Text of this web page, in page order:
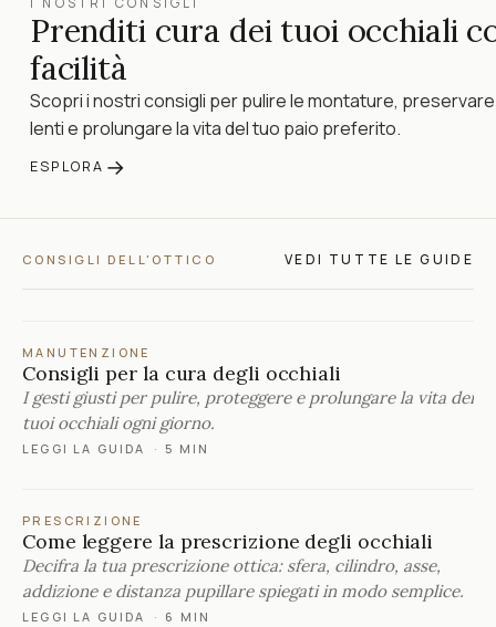
Prenditi cura dei tuoi occhiali
facilità
Scopri i nostri consigli per pulire le montature,
lenti e prolungare la vita del tuo paio preferito.
ESPLORA →
CONSIGLI DELL'OTTICO VEDI TUTTE LE GUIDE
MANUTENZIONE
Consigli per la cura degli occhiali
I gesti giusti per pulire, proteggere e prolungare la vita dei
tuoi occhiali ogni giorno.
LEGGI LA GUIDA · 5 MIN
PRESCRIZIONE
Come leggere la prescrizione degli occhiali
Decifra la tua prescrizione ottica: sfera, cilindro, asse,
addizione e distanza pupillare spiegati in modo semplice.
LEGGI LA GUIDA · 6 MIN